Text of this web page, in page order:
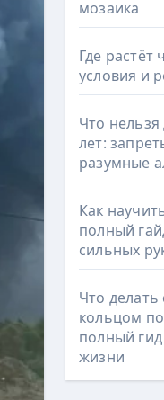
мозаика
Где растёт
условия и
Что
лет:
разумные
Как
полный
сильных
Что
кольцом
полный
жизни